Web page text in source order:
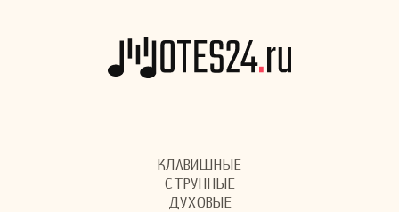
КЛАВИШНЫЕ
СТРУННЫЕ
ДУХОВЫЕ